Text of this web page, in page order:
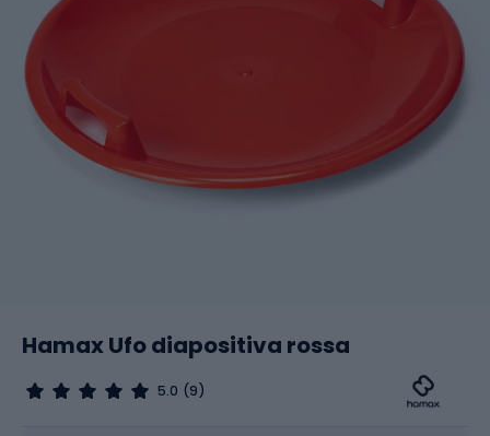
Hamax Ufo diapositiva rossa
5.0 (9)